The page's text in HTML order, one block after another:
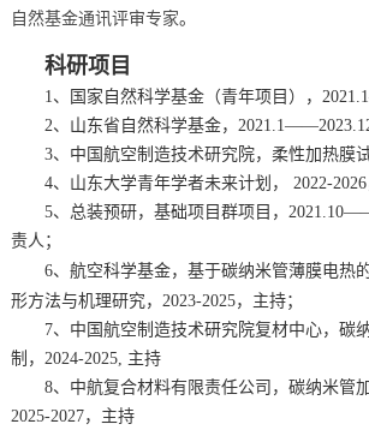
自然基金通讯评审专家。
科研项目
1、国家自然科学基金（青年项目），
2、山东省自然科学基金，
3、中国航空制造技术研究院，柔性加热膜
4、山东大学青年学者未来计划， 2022-2026
5、总装预研，基础项目群项目，
责人；
6、航空科学基金， 基于碳纳米管薄膜电热
形方法与机理研究，
2023-2025，主持；
7、 中国航空制造技术研究院复材中心，碳
制，2024-2025, 主持
8、中航复合材料有限责任公司，碳纳米管
2025-2027，主持